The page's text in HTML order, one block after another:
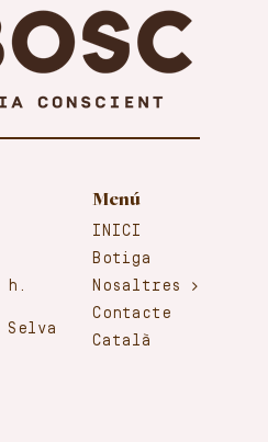
Menú
INICI
Botiga
Nosaltres
Contacte
Català
h.